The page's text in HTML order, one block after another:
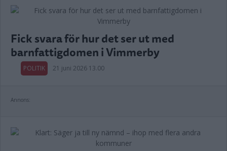
Fick svara för hur det ser ut med
barnfattigdomen i Vimmerby
POLITIK 21 juni 2026 13.00
Annons: